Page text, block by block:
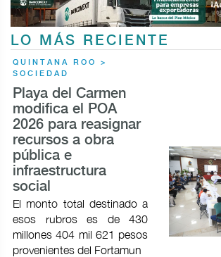
LO MÁS RECIENTE
QUINTANA ROO >
SOCIEDAD
Playa del Carmen
modifica el POA
2026 para reasignar
recursos a obra
pública e
infraestructura
social
El monto total destinado a
esos rubros es de 430
millones 404 mil 621 pesos
provenientes del Fortamun